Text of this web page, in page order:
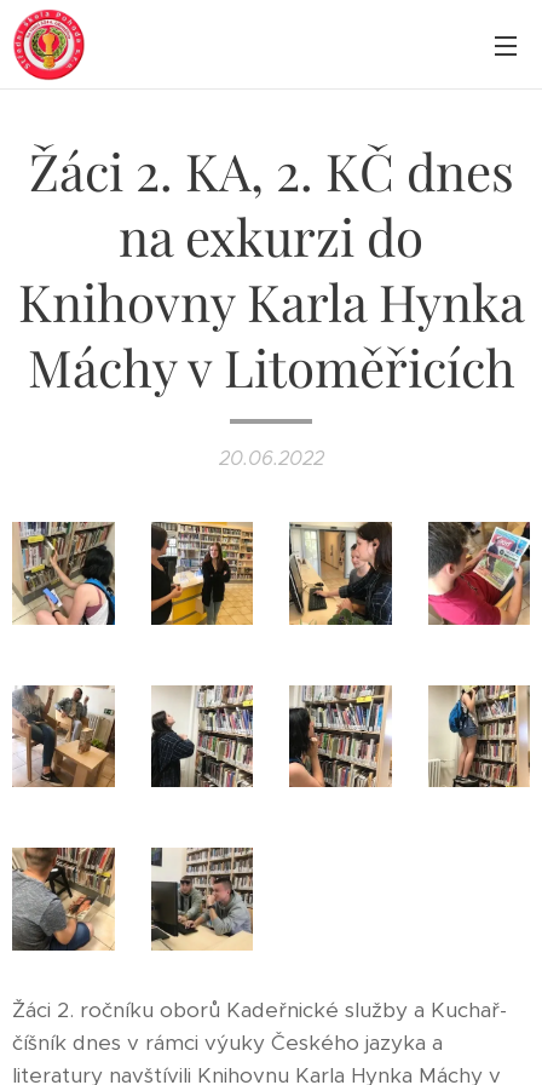
Žáci 2. KA, 2. KČ dnes
na exkurzi do
Knihovny Karla Hynka
Máchy v Litoměřicích
20.06.2022
Žáci 2. ročníku oborů Kadeřnické služby a Kuchař-
číšník dnes v rámci výuky Českého jazyka a
literatury navštívili Knihovnu Karla Hynka Máchy v